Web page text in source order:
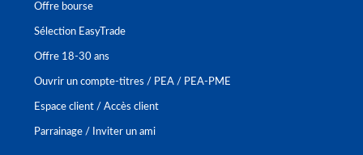
Offre bourse
Sélection EasyTrade
Offre 18-30 ans
Ouvrir un compte-titres / PEA / PEA-PME
Espace client / Accès client
Parrainage / Inviter un ami